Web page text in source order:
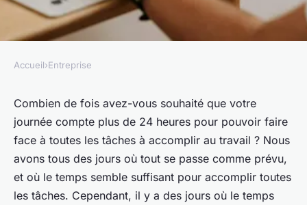
ENTREPRISE
La gestion du temps :
comment l'appliquer dans
l'entreprise ?
•29 octobre 2021•4 min de lecture
Accueil›Entreprise
Combien de fois avez-vous souhaité que votre
journée compte plus de 24 heures pour pouvoir faire
face à toutes les tâches à accomplir au travail ? Nous
avons tous des jours où tout se passe comme prévu,
et où le temps semble suffisant pour accomplir toutes
les tâches. Cependant, il y a des jours où le temps